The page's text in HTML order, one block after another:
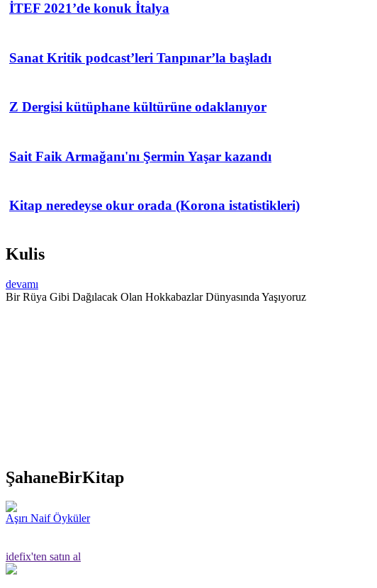
İTEF 2021’de konuk İtalya
Sanat Kritik podcast’leri Tanpınar’la başladı
Z Dergisi kütüphane kültürüne odaklanıyor
Sait Faik Armağanı'nı Şermin Yaşar kazandı
Kitap neredeyse okur orada (Korona istatistikleri)
Kulis
devamı
Bir Rüya Gibi Dağılacak Olan Hokkabazlar Dünyasında Yaşıyoruz
ŞahaneBirKitap
Aşırı Naif Öyküler
idefix'ten satın al